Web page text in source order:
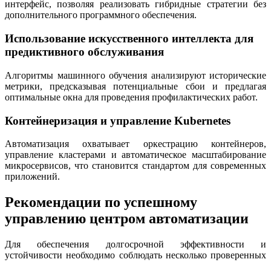
интерфейс, позволяя реализовать гибридные стратегии без
дополнительного программного обеспечения.
Использование искусственного интеллекта для
предиктивного обслуживания
Алгоритмы машинного обучения анализируют исторические
метрики, предсказывая потенциальные сбои и предлагая
оптимальные окна для проведения профилактических работ.
Контейнеризация и управление Kubernetes
Автоматизация охватывает оркестрацию контейнеров,
управление кластерами и автоматическое масштабирование
микросервисов, что становится стандартом для современных
приложений.
Рекомендации по успешному
управлению центром автоматизации
Для обеспечения долгосрочной эффективности и
устойчивости необходимо соблюдать несколько проверенных